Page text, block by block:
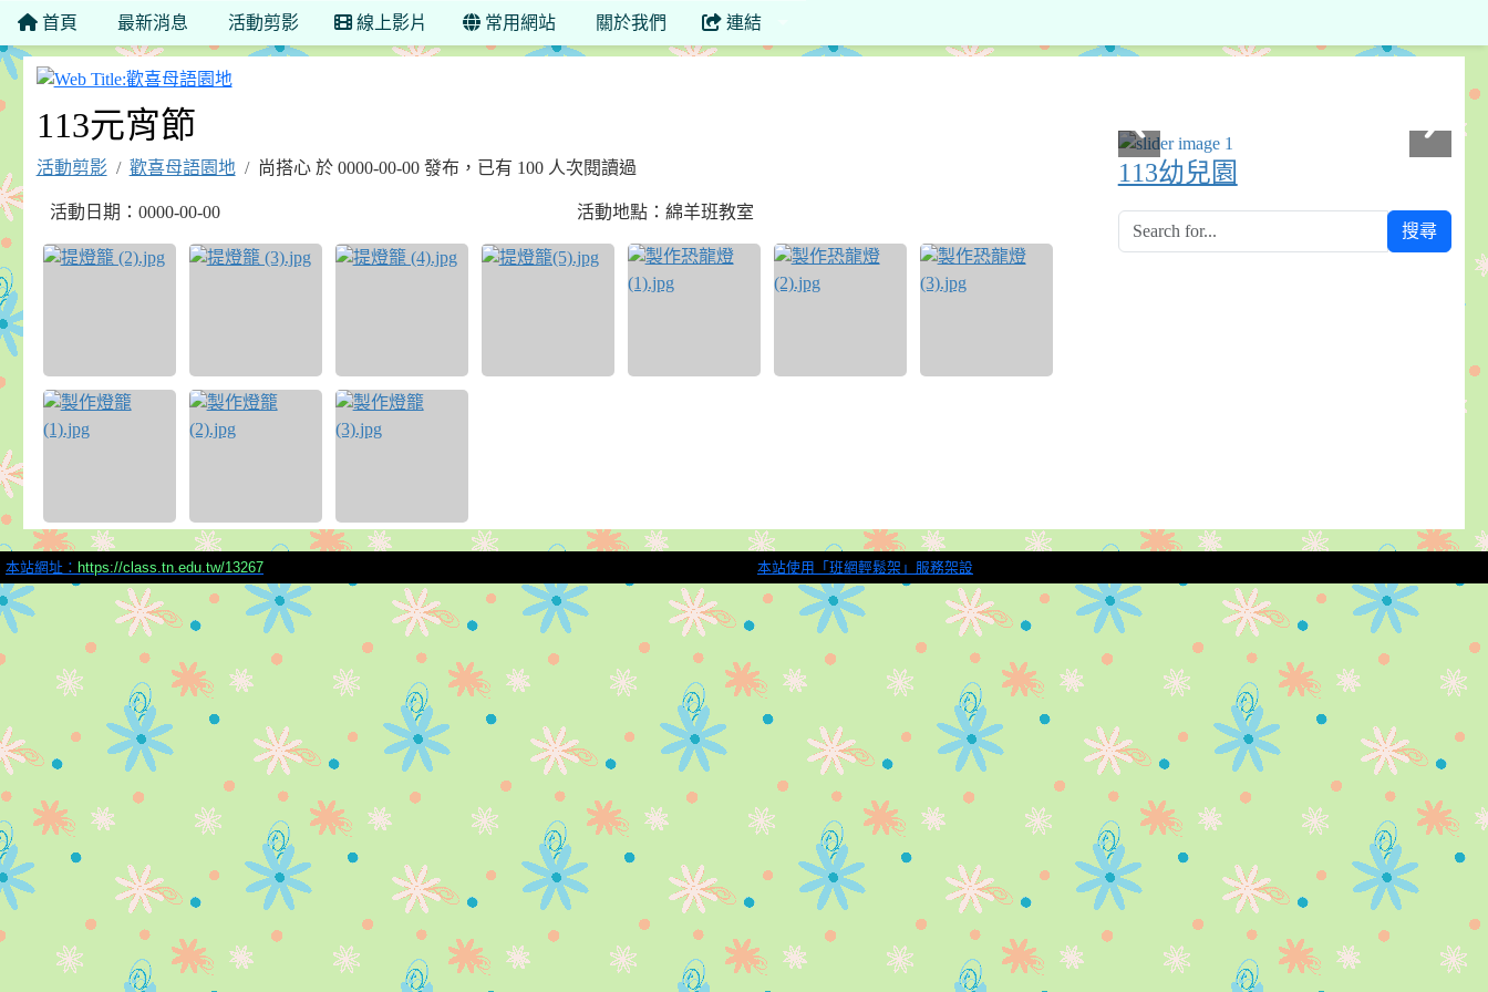
首頁 最新消息 活動剪影 線上影片 常用網站 關於我們 連結
歡喜母語園地
113元宵節
活動剪影 歡喜母語園地 尚搭心 於 0000-00-00 發布，已有 100 人次閱讀過
活動日期：0000-00-00 活動地點：綿羊班教室
113幼兒園
搜尋
本站網址： https://class.tn.edu.tw/13267 本站使用「班網輕鬆架」服務架設